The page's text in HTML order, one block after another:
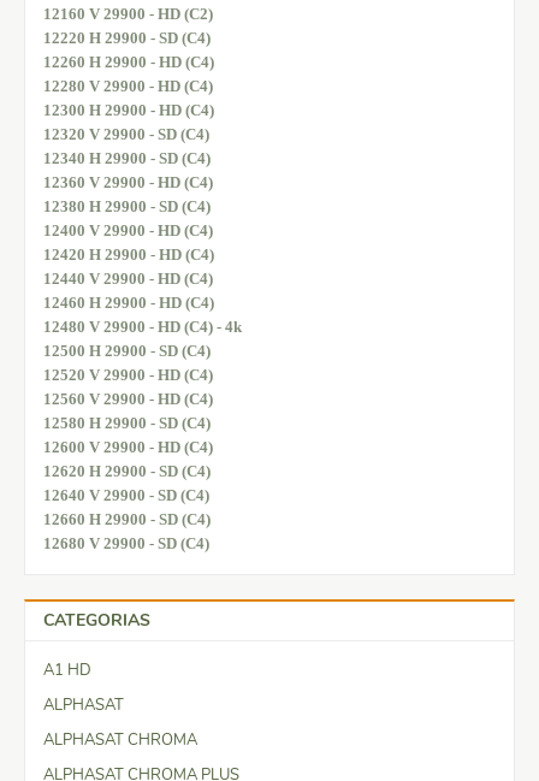
12160 V 29900 - HD (C2)
12220 H 29900 - SD (C4)
12260 H 29900 - HD (C4)
12280 V 29900 - HD (C4)
12300 H 29900 - HD (C4)
12320 V 29900 - SD (C4)
12340 H 29900 - SD (C4)
12360 V 29900 - HD (C4)
12380 H 29900 - SD (C4)
12400 V 29900 - HD (C4)
12420 H 29900 - HD (C4)
12440 V 29900 - HD (C4)
12460 H 29900 - HD (C4)
12480 V 29900 - HD (C4) - 4k
12500 H 29900 - SD (C4)
12520 V 29900 - HD (C4)
12560 V 29900 - HD (C4)
12580 H 29900 - SD (C4)
12600 V 29900 - HD (C4)
12620 H 29900 - SD (C4)
12640 V 29900 - SD (C4)
12660 H 29900 - SD (C4)
12680 V 29900 - SD (C4)
CATEGORIAS
A1 HD
ALPHASAT
ALPHASAT CHROMA
ALPHASAT CHROMA PLUS